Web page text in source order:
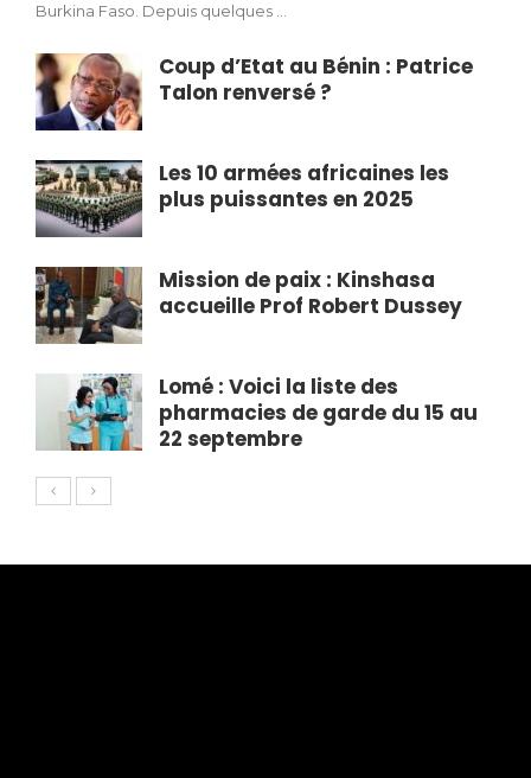
Burkina Faso. Depuis quelques ...
Coup d’Etat au Bénin : Patrice
Talon renversé ?
Les 10 armées africaines les
plus puissantes en 2025
Mission de paix : Kinshasa
accueille Prof Robert Dussey
Lomé : Voici la liste des
pharmacies de garde du 15 au
22 septembre